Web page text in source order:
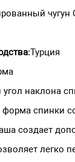
Турция
угол наклона
форма спинки
создает
легко